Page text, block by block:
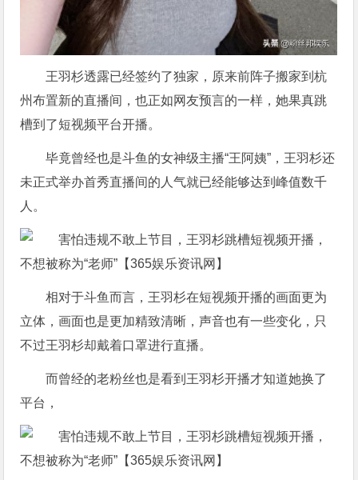
王羽杉透露已经签约了独家，原来前阵子搬家到杭
州布置新的直播间，也正如网友预言的一样，她果真跳
槽到了短视频平台开播。
毕竟曾经也是斗鱼的女神级主播“王阿姨”，王羽杉还
未正式举办首秀直播间的人气就已经能够达到峰值数千
人。
相对于斗鱼而言，王羽杉在短视频开播的画面更为
立体，画面也是更加精致清晰，声音也有一些变化，只
不过王羽杉却戴着口罩进行直播。
而曾经的老粉丝也是看到王羽杉开播才知道她换了
平台，